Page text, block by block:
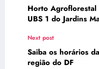
Horto
UBS 1 do Jardins
Next post
Saiba os horários
região do DF